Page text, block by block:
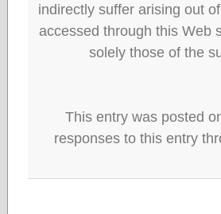
indirectly suffer arising out
accessed through this Web
solely those of the
This entry was posted
responses to this entry